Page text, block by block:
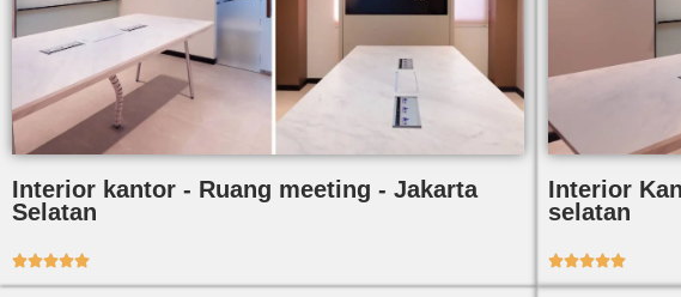
Interior kantor - Ruang meeting - Jakarta
Selatan

Interior
selatan
